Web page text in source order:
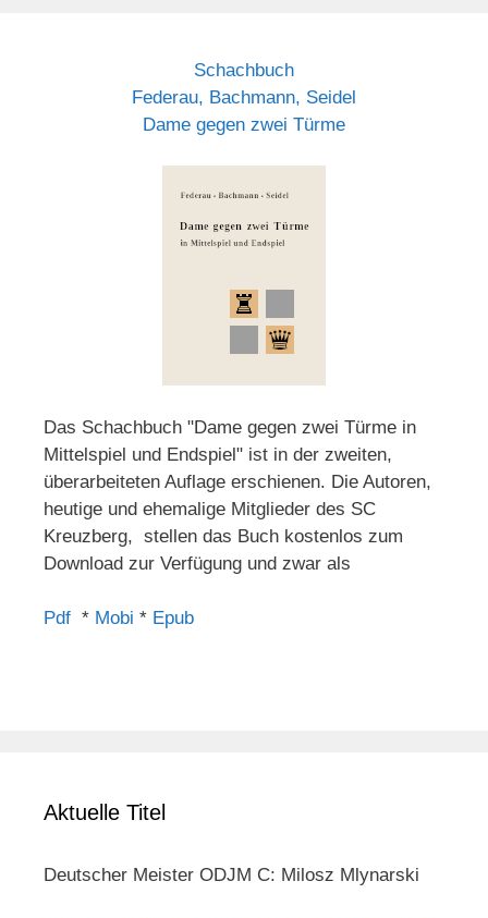
Schachbuch
Federau, Bachmann, Seidel
Dame gegen zwei Türme
Das Schachbuch "Dame gegen zwei Türme in
Mittelspiel und Endspiel" ist in der zweiten,
überarbeiteten Auflage erschienen. Die Autoren,
heutige und ehemalige Mitglieder des SC
Kreuzberg, stellen das Buch kostenlos zum
Download zur Verfügung und zwar als
Pdf * Mobi * Epub
Aktuelle Titel
Deutscher Meister ODJM C: Milosz Mlynarski